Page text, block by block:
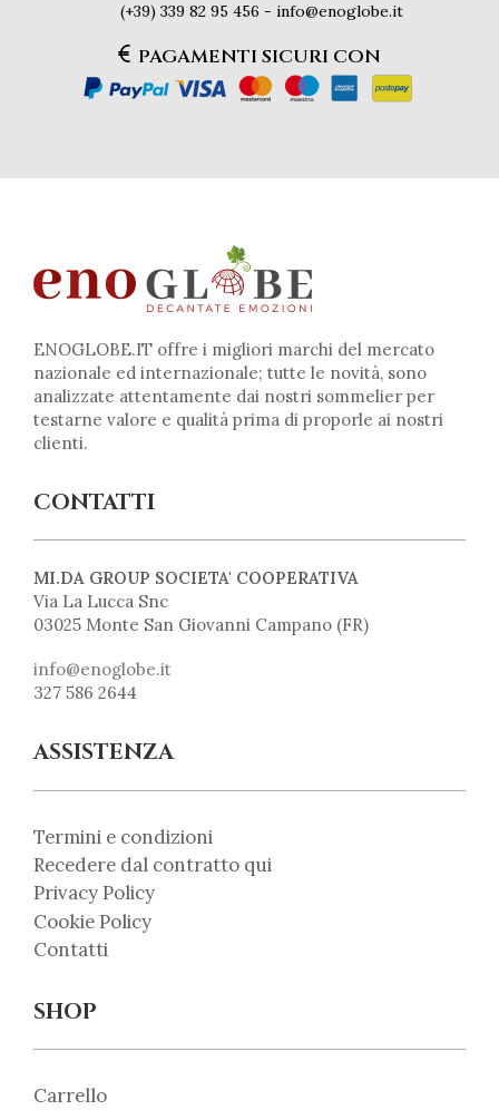
(+39) 339 82 95 456 - info@enoglobe.it
PAGAMENTI SICURI CON
ENOGLOBE.IT offre i migliori marchi del mercato
nazionale ed internazionale; tutte le novità, sono
analizzate attentamente dai nostri sommelier per
testarne valore e qualità prima di proporle ai nostri
clienti.
CONTATTI
MI.DA GROUP SOCIETA' COOPERATIVA
Via La Lucca Snc
03025 Monte San Giovanni Campano (FR)
info@enoglobe.it
327 586 2644
ASSISTENZA
Termini e condizioni
Recedere dal contratto qui
Privacy Policy
Cookie Policy
Contatti
SHOP
Carrello